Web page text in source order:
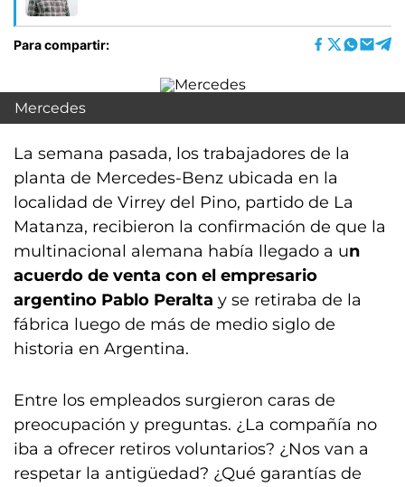
Para compartir:
Mercedes
La semana pasada, los trabajadores de la
planta de Mercedes-Benz ubicada en la
localidad de Virrey del Pino, partido de La
Matanza, recibieron la confirmación de que la
multinacional alemana había llegado a un
acuerdo de venta con el empresario
argentino Pablo Peralta y se retiraba de la
fábrica luego de más de medio siglo de
historia en Argentina.
Entre los empleados surgieron caras de
preocupación y preguntas. ¿La compañía no
iba a ofrecer retiros voluntarios? ¿Nos van a
respetar la antigüedad? ¿Qué garantías de